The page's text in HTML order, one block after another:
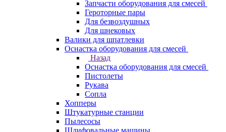
Запчасти оборудования для смесей
Героторные пары
Для безвоздушных
Для шнековых
Валики для шпатлевки
Оснастка оборудования для смесей
Назад
Оснастка оборудования для смесей
Пистолеты
Рукава
Сопла
Хопперы
Штукатурные станции
Пылесосы
Шлифовальные машины